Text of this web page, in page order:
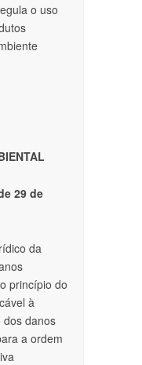
o uso
29 de
da
princípio do
à
dos danos
a ordem